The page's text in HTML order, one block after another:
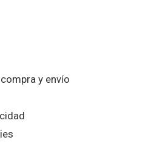
y envío